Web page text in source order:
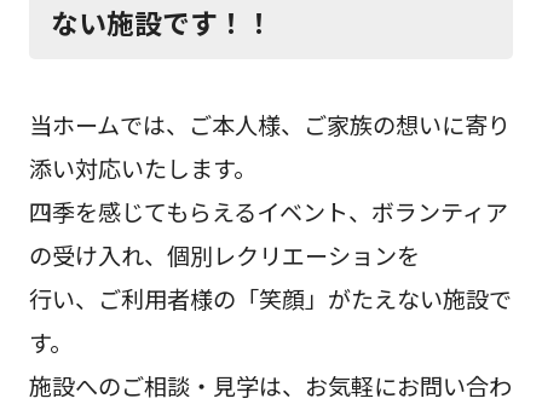
ない施設です！！
当ホームでは、ご本人様、ご家族の想いに寄り
添い対応いたします。
四季を感じてもらえるイベント、ボランティア
の受け入れ、個別レクリエーションを
行い、ご利用者様の「笑顔」がたえない施設で
す。
施設へのご相談・見学は、お気軽にお問い合わ